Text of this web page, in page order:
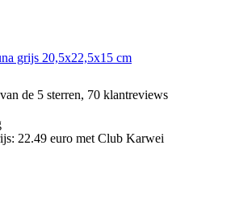
grijs 20,5x22,5x15 cm
de 5 sterren, 70 klantreviews
22.49 euro met Club Karwei